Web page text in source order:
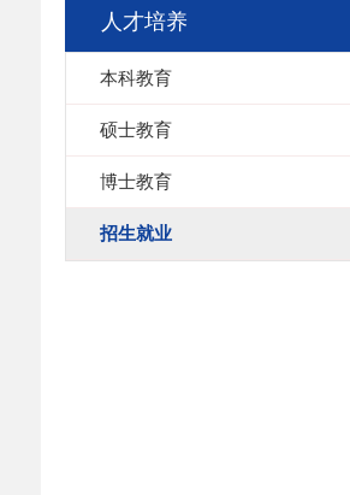
人才培养
本科教育
硕士教育
博士教育
招生就业